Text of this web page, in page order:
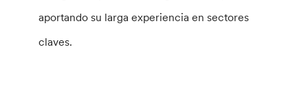
aportando su larga experiencia en sectores
claves.